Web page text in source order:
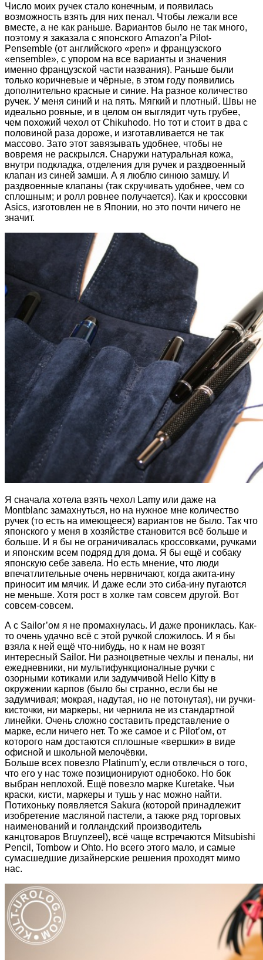
Число моих ручек стало конечным, и появилась
возможность взять для них пенал. Чтобы лежали все
вместе, а не как раньше. Вариантов было не так много,
поэтому я заказала с японского Amazon’а Pilot-
Pensemble (от английского «pen» и французского
«ensemble», с упором на все варианты и значения
именно французской части названия). Раньше были
только коричневые и чёрные, в этом году появились
дополнительно красные и синие. На разное количество
ручек. У меня синий и на пять. Мягкий и плотный. Швы не
идеально ровные, и в целом он выглядит чуть грубее,
чем похожий чехол от Chikuhodo. Но тот и стоит в два с
половиной раза дороже, и изготавливается не так
массово. Зато этот завязывать удобнее, чтобы не
вовремя не раскрылся. Снаружи натуральная кожа,
внутри подкладка, отделения для ручек и раздвоенный
клапан из синей замши. А я люблю синюю замшу. И
раздвоенные клапаны (так скручивать удобнее, чем со
сплошным; и ролл ровнее получается). Как и кроссовки
Asics, изготовлен не в Японии, но это почти ничего не
значит.
Я сначала хотела взять чехол Lamy или даже на
Montblanc замахнуться, но на нужное мне количество
ручек (то есть на имеющееся) вариантов не было. Так что
японского у меня в хозяйстве становится всё больше и
больше. И я бы не ограничивалась кроссовками, ручками
и японским всем подряд для дома. Я бы ещё и собаку
японскую себе завела. Но есть мнение, что люди
впечатлительные очень нервничают, когда акита-ину
приносит им мячик. И даже если это сиба-ину пугаются
не меньше. Хотя рост в холке там совсем другой. Вот
совсем-совсем.
А с Sailor’ом я не промахнулась. И даже прониклась. Как-
то очень удачно всё с этой ручкой сложилось. И я бы
взяла к ней ещё что-нибудь, но к нам не возят
интересный Sailor. Ни разноцветные чехлы и пеналы, ни
ежедневники, ни мультифункционалные ручки с
озорными котиками или задумчивой Hello Kitty в
окружении карпов (было бы странно, если бы не
задумчивая; мокрая, надутая, но не потонутая), ни ручки-
кисточки, ни маркеры, ни чернила не из стандартной
линейки. Очень сложно составить представление о
марке, если ничего нет. То же самое и с Pilot’ом, от
которого нам достаются сплошные «вершки» в виде
офисной и школьной мелочёвки.
Больше всех повезло Platinum’у, если отвлечься о того,
что его у нас тоже позиционируют однобоко. Но бок
выбран неплохой. Ещё повезло марке Kuretake. Чьи
краски, кисти, маркеры и тушь у нас можно найти.
Потихоньку появляется Sakura (которой принадлежит
изобретение масляной пастели, а также ряд торговых
наименований и голландский производитель
канцтоваров Bruynzeel), всё чаще встречаются Mitsubishi
Pencil, Tombow и Ohto. Но всего этого мало, и самые
сумасшедшие дизайнерские решения проходят мимо
нас.